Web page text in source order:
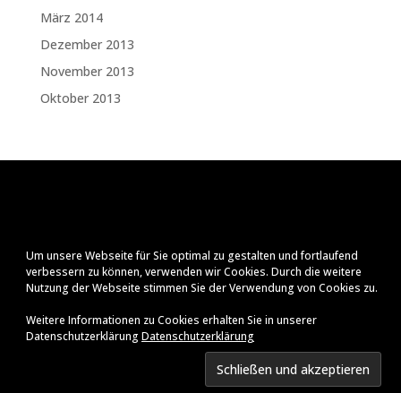
März 2014
Dezember 2013
November 2013
Oktober 2013
Datenschutzerklärung
© Ralf Zenker
2026
Um unsere Webseite für Sie optimal zu gestalten und fortlaufend
verbessern zu können, verwenden wir Cookies. Durch die weitere
Nutzung der Webseite stimmen Sie der Verwendung von Cookies zu.
Weitere Informationen zu Cookies erhalten Sie in unserer
DatenschutzerklärungDatenschutzerklärung